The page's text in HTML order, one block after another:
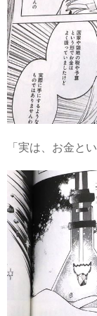
「実は、お金と